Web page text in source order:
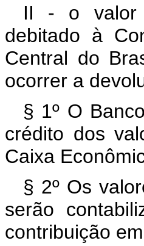
II - o valor
debitado à
Central do
ocorrer a
§ 1º O
crédito dos
Caixa
§ 2º Os
serão
contribuição